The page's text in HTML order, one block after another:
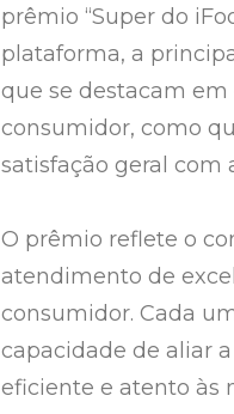
prêmio “Super do
plataforma, a
que se destacam
consumidor, como
satisfação geral com
O prêmio reflete o
atendimento de
consumidor. Cada
capacidade de aliar
eficiente e atento às